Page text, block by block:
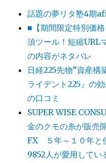
話題の夢リタ塾4期
■【期間限定特別価
須ツール！短縮URL
の内容がネタバレ
日経225先物”資産構
ライデント225』の
の口コミ
SUPER WISE
金のクモの糸が販売
FX ５年～１０年と
9852人が愛用して